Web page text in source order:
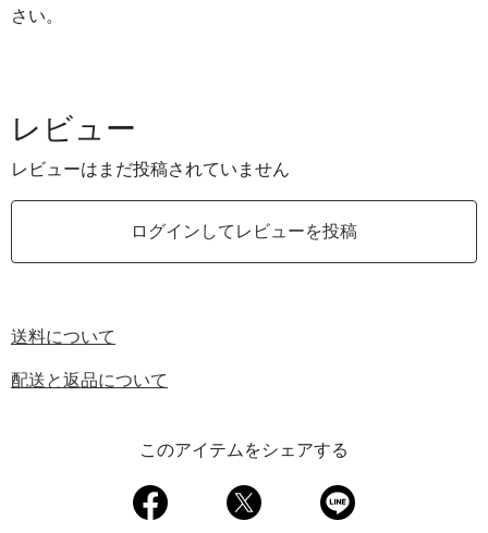
さい。
レビュー
レビューはまだ投稿されていません
ログインしてレビューを投稿
送料について
配送と返品について
このアイテムをシェアする